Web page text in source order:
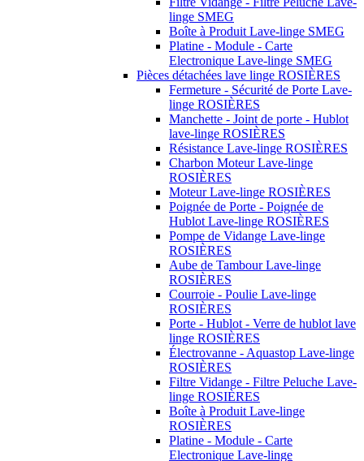
linge SMEG
Boîte à Produit Lave-linge SMEG
Platine - Module - Carte
Electronique Lave-linge SMEG
Pièces détachées lave linge ROSIÈRES
Fermeture - Sécurité de Porte Lave-
linge ROSIÈRES
Manchette - Joint de porte - Hublot
lave-linge ROSIÈRES
Résistance Lave-linge ROSIÈRES
Charbon Moteur Lave-linge
ROSIÈRES
Moteur Lave-linge ROSIÈRES
Poignée de Porte - Poignée de
Hublot Lave-linge ROSIÈRES
Pompe de Vidange Lave-linge
ROSIÈRES
Aube de Tambour Lave-linge
ROSIÈRES
Courroie - Poulie Lave-linge
ROSIÈRES
Porte - Hublot - Verre de hublot lave
linge ROSIÈRES
Électrovanne - Aquastop Lave-linge
ROSIÈRES
Filtre Vidange - Filtre Peluche Lave-
linge ROSIÈRES
Boîte à Produit Lave-linge
ROSIÈRES
Platine - Module - Carte
Electronique Lave-linge